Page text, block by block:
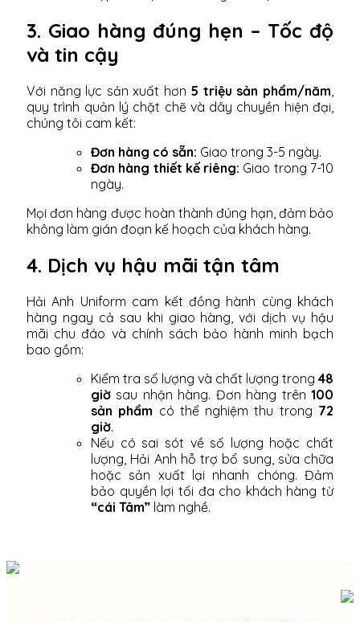
3. Giao hàng đúng hẹn – Tốc độ
và tin cậy
Với năng lực sản xuất hơn 5 triệu sản phẩm/năm,
quy trình quản lý chặt chẽ và dây chuyền hiện đại,
chúng tôi cam kết:
Đơn hàng có sẵn: Giao trong 3-5 ngày.
Đơn hàng thiết kế riêng: Giao trong 7-10
ngày.
Mọi đơn hàng được hoàn thành đúng hạn, đảm bảo
không làm gián đoạn kế hoạch của khách hàng.
4. Dịch vụ hậu mãi tận tâm
Hải Anh Uniform cam kết đồng hành cùng khách
hàng ngay cả sau khi giao hàng, với dịch vụ hậu
mãi chu đáo và chính sách bảo hành minh bạch
bao gồm:
Kiểm tra số lượng và chất lượng trong 48
giờ sau nhận hàng. Đơn hàng trên 100
sản phẩm có thể nghiệm thu trong 72
giờ.
Nếu có sai sót về số lượng hoặc chất
lượng, Hải Anh hỗ trợ bổ sung, sửa chữa
hoặc sản xuất lại nhanh chóng. Đảm
bảo quyền lợi tối đa cho khách hàng từ
“cái Tâm” làm nghề.